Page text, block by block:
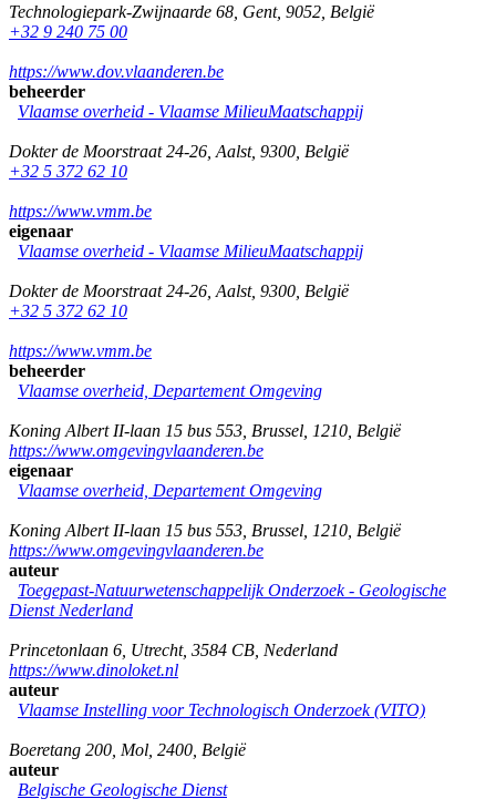
Technologiepark-Zwijnaarde 68 Gent, 9052 België
+32 9 240 75 00
https://www.dov.vlaanderen.be
beheerder
Vlaamse overheid - Vlaamse MilieuMaatschappij
Dokter de Moorstraat 24-26 Aalst, 9300 België
+32 5 372 62 10
https://www.vmm.be
eigenaar
Vlaamse overheid - Vlaamse MilieuMaatschappij
Dokter de Moorstraat 24-26 Aalst, 9300 België
+32 5 372 62 10
https://www.vmm.be
beheerder
Vlaamse overheid, Departement Omgeving
Koning Albert II-laan 15 bus 553 Brussel 1210 België
https://www.omgevingvlaanderen.be
eigenaar
Vlaamse overheid, Departement Omgeving
Koning Albert II-laan 15 bus 553 Brussel 1210 België
https://www.omgevingvlaanderen.be
auteur
Toegepast-Natuurwetenschappelijk Onderzoek - Geologische
Dienst Nederland
Princetonlaan 6 Utrecht, 3584 CB Nederland
https://www.dinoloket.nl
auteur
Vlaamse Instelling voor Technologisch Onderzoek (VITO)
Boeretang 200 Mol 2400 België
auteur
Belgische Geologische Dienst